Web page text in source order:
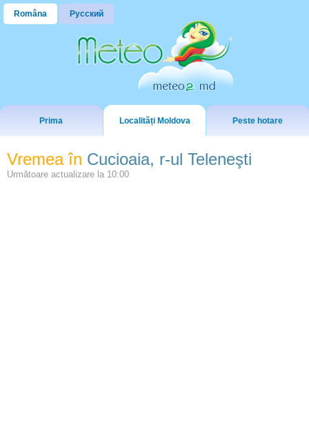
Româna Русский
Prima Localități Moldova Peste hotare
Vremea în Cucioaia, r-ul Teleneşti
Următoare actualizare la 10:00